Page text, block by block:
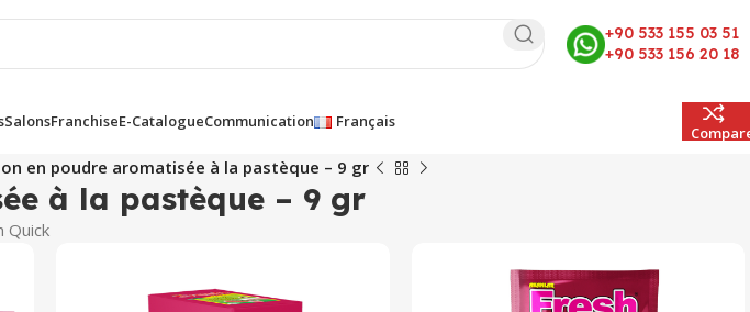
+90 533 155 03 51
+90 533 156 20 18
SalonsFranchiseE-CatalogueCommunication Français
en poudre aromatisée à la pastèque – 9 gr
à la pastèque – 9 gr
Quick